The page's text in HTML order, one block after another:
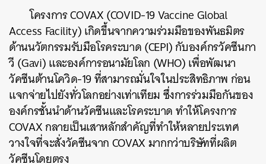
โครงการ COVAX (COVID-19 Vaccine Global
Access Facility) เกิดขึ้นจากความร่วมมือของพันธมิตร
ด้านนวัตกรรมรับมือโรคระบาด (CEPI) กับองค์กรวัคซีนกา
วี (Gavi) และองค์การอนามัยโลก (WHO) เพื่อพัฒนา
วัคซีนต้านโควิด-19 ที่สามารถมั่นใจในประสิทธิภาพ ก่อน
แจกจ่ายไปยังทั่วโลกอย่างเท่าเทียม ซึ่งการร่วมมือกันของ
องค์กรชั้นนำด้านวัคซีนและโรคระบาด ทำให้โครงการ
COVAX กลายเป็นเสาหลักสำคัญที่ทำให้หลายประเทศ
วางใจที่จะสั่งวัคซีนจาก COVAX มากกว่าบริษัทที่ผลิต
วัคซีนโดยตรง